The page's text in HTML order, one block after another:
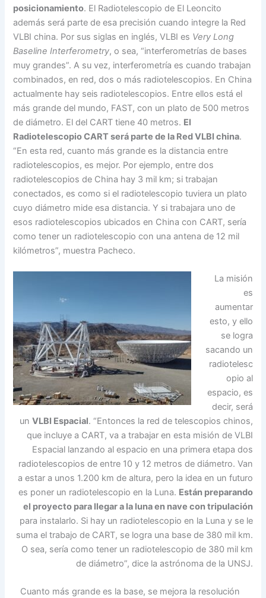
posicionamiento. El Radiotelescopio de El Leoncito
además será parte de esa precisión cuando integre la Red
VLBI china. Por sus siglas en inglés, VLBI es Very Long
Baseline Interferometry, o sea, “interferometrías de bases
muy grandes”. A su vez, interferometría es cuando trabajan
combinados, en red, dos o más radiotelescopios. En China
actualmente hay seis radiotelescopios. Entre ellos está el
más grande del mundo, FAST, con un plato de 500 metros
de diámetro. El del CART tiene 40 metros. El
Radiotelescopio CART será parte de la Red VLBI china.
“En esta red, cuanto más grande es la distancia entre
radiotelescopios, es mejor. Por ejemplo, entre dos
radiotelescopios de China hay 3 mil km; si trabajan
conectados, es como si el radiotelescopio tuviera un plato
cuyo diámetro mide esa distancia. Y si trabajara uno de
esos radiotelescopios ubicados en China con CART, sería
como tener un radiotelescopio con una antena de 12 mil
kilómetros”, muestra Pacheco.
La misión
es
aumentar
esto, y ello
se logra
sacando un
radiotelesc
opio al
espacio, es
decir, será
un VLBI Espacial. “Entonces la red de telescopios chinos,
que incluye a CART, va a trabajar en esta misión de VLBI
Espacial lanzando al espacio en una primera etapa dos
radiotelescopios de entre 10 y 12 metros de diámetro. Van
a estar a unos 1.200 km de altura, pero la idea en un futuro
es poner un radiotelescopio en la Luna. Están preparando
el proyecto para llegar a la luna en nave con tripulación
para instalarlo. Si hay un radiotelescopio en la Luna y se le
suma el trabajo de CART, se logra una base de 380 mil km.
O sea, sería como tener un radiotelescopio de 380 mil km
de diámetro”, dice la astrónoma de la UNSJ.
Cuanto más grande es la base, se mejora la resolución